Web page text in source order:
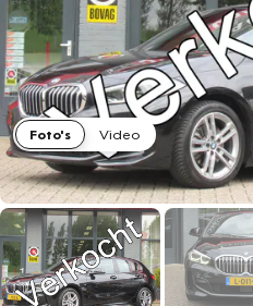
Foto's
Video